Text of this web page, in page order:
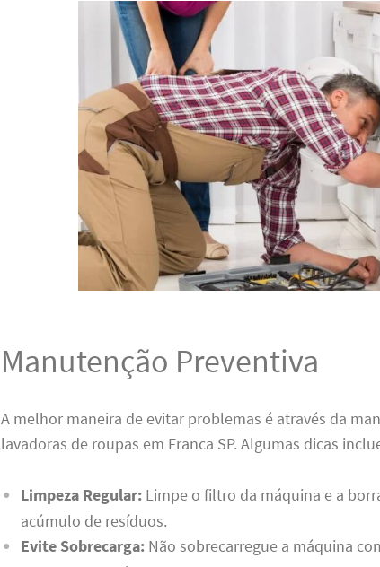
Manutenção Preventiva
A melhor maneira de evitar problemas é através da
lavadoras de roupas em Franca SP. Algumas dicas
Limpeza Regular:Limpe o filtro da máquina e a
acúmulo de resíduos.
Evite Sobrecarga:Não sobrecarregue a máquina